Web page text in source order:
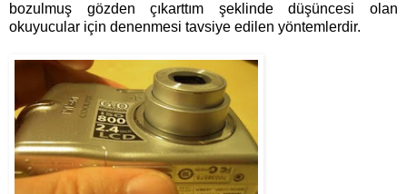
bozulmuş gözden çıkarttım şeklinde düşüncesi olan
okuyucular için denenmesi tavsiye edilen yöntemlerdir.